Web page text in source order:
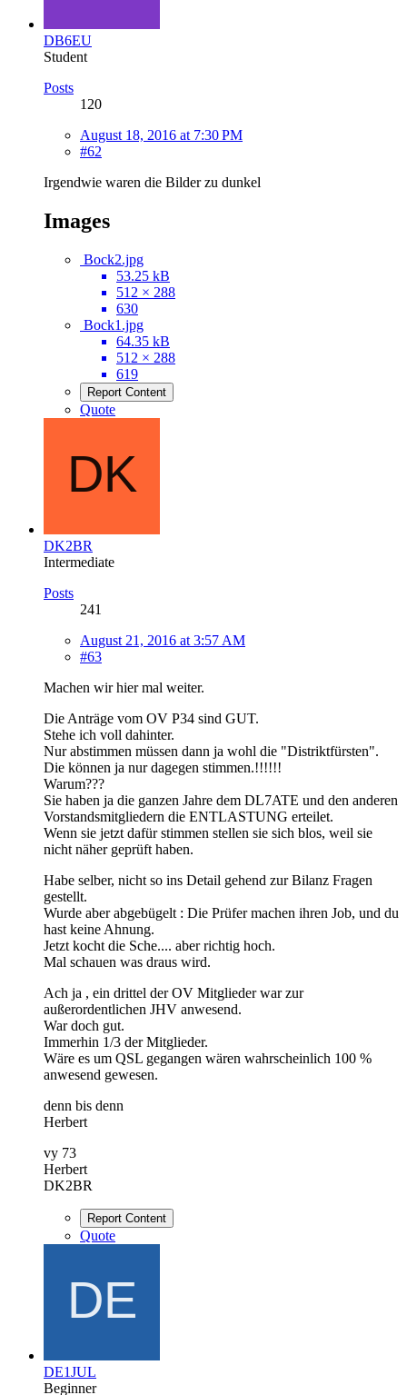
DB6EU
Student
Posts
120
August 18, 2016 at 7:30 PM
#62
Irgendwie waren die Bilder zu dunkel
Images
Bock2.jpg
53.25 kB
512 × 288
630
Bock1.jpg
64.35 kB
512 × 288
619
Report Content
Quote
DK2BR
Intermediate
Posts
241
August 21, 2016 at 3:57 AM
#63
Machen wir hier mal weiter.
Die Anträge vom OV P34 sind GUT.
Stehe ich voll dahinter.
Nur abstimmen müssen dann ja wohl die "Distriktfürsten".
Die können ja nur dagegen stimmen.!!!!!!
Warum???
Sie haben ja die ganzen Jahre dem DL7ATE und den anderen
Vorstandsmitgliedern die ENTLASTUNG erteilet.
Wenn sie jetzt dafür stimmen stellen sie sich blos, weil sie
nicht näher geprüft haben.
Habe selber, nicht so ins Detail gehend zur Bilanz Fragen
gestellt.
Wurde aber abgebügelt : Die Prüfer machen ihren Job, und du
hast keine Ahnung.
Jetzt kocht die Sche.... aber richtig hoch.
Mal schauen was draus wird.
Ach ja , ein drittel der OV Mitglieder war zur
außerordentlichen JHV anwesend.
War doch gut.
Immerhin 1/3 der Mitglieder.
Wäre es um QSL gegangen wären wahrscheinlich 100 %
anwesend gewesen.
denn bis denn
Herbert
vy 73
Herbert
DK2BR
Report Content
Quote
DE1JUL
Beginner